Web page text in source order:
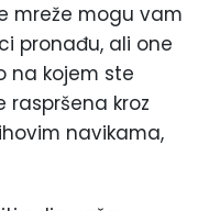
mreže mogu vam
pronađu, ali one
na kojem ste
raspršena kroz
navikama,